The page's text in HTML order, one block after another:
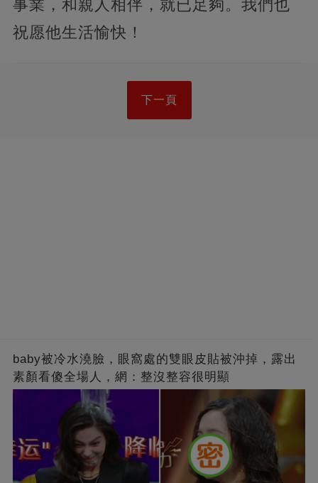
事業，和親人相伴，就已足夠。我們也
祝愿他生活愉快！
下一頁
baby被冷水澆臉，眼窩處的雙眼皮貼被沖掉，露出
素顏看傻全場人，網：整沒整容很明顯